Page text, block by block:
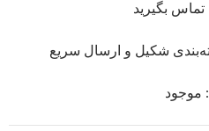
تماس بگیرید
شکیل و ارسال سریع
: موجود